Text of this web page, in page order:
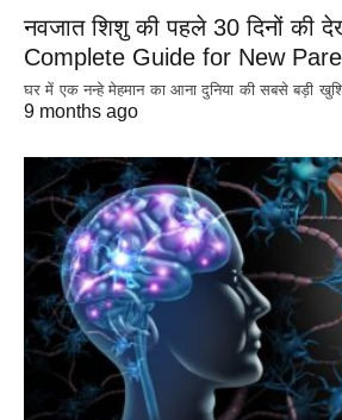
नवजात शिशु की पहले 30 दिनों की
Complete Guide for New
घर में एक नन्हे मेहमान का आना दुनिया की सबसे बड़ी
9 months ago